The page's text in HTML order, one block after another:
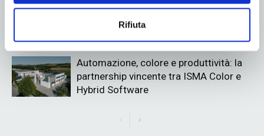
Rifiuta
A tu per tu con Neni Rossini, Presidente
Automazione, colore e produttività: la
partnership vincente tra ISMA Color e
Hybrid Software